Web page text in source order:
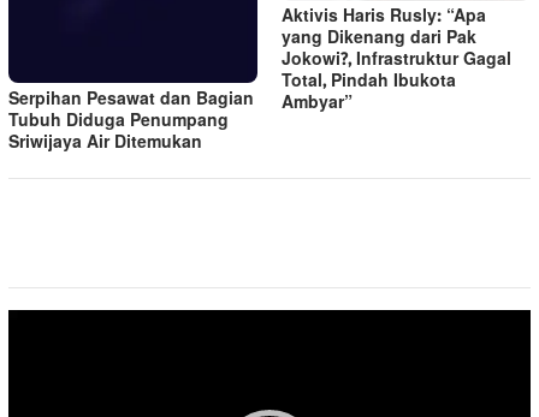
Serpihan Pesawat dan Bagian
Tubuh Diduga Penumpang
Sriwijaya Air Ditemukan
Aktivis Haris Rusly: “Apa
yang Dikenang dari Pak
Jokowi?, Infrastruktur Gagal
Total, Pindah Ibukota
Ambyar”